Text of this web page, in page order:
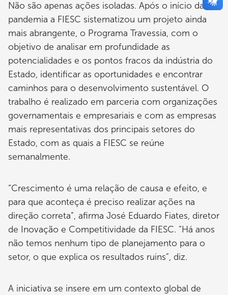
Não são apenas ações isoladas. Após o início da
pandemia a FIESC sistematizou um projeto ainda
mais abrangente, o Programa Travessia, com o
objetivo de analisar em profundidade as
potencialidades e os pontos fracos da indústria do
Estado, identificar as oportunidades e encontrar
caminhos para o desenvolvimento sustentável. O
trabalho é realizado em parceria com organizações
governamentais e empresariais e com as empresas
mais representativas dos principais setores do
Estado, com as quais a FIESC se reúne
semanalmente.
“Crescimento é uma relação de causa e efeito, e
para que aconteça é preciso realizar ações na
direção correta”, afirma José Eduardo Fiates, diretor
de Inovação e Competitividade da FIESC. “Há anos
não temos nenhum tipo de planejamento para o
setor, o que explica os resultados ruins”, diz.
A iniciativa se insere em um contexto global de